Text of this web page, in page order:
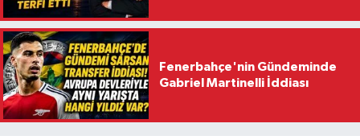
Fenerbahçe'nin Gündeminde
Gabriel Martinelli İddiası